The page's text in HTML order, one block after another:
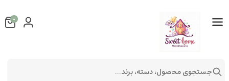
0
جستجوی محصول، دسته، برند...